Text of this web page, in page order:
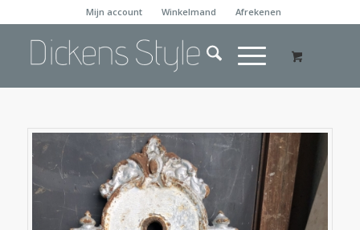
Mijn account Winkelmand Afrekenen